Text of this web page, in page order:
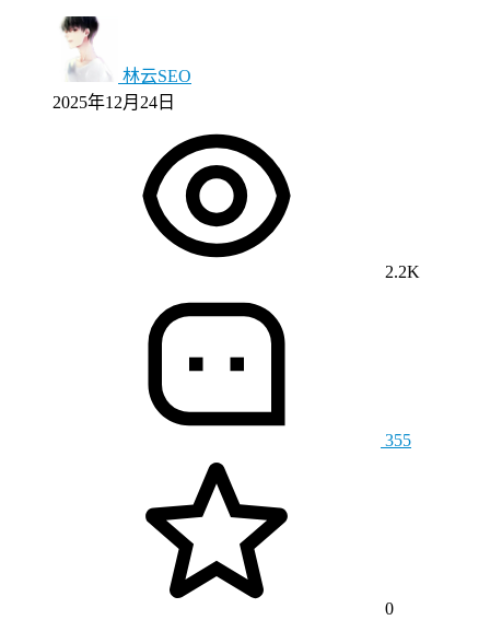
林云SEO
2025年12月24日
2.2K
355
0